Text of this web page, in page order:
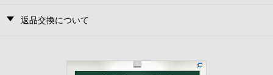
返品交換について